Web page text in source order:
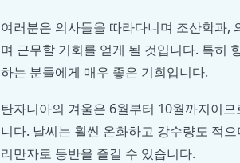
여러분은 의사들을 따라다니며 조산학과,
며 근무할 기회를 얻게 될 것입니다. 특히
하는 분들에게 매우 좋은 기회입니다.
탄자니아의 겨울은 6월부터 10월까지이
니다. 날씨는 훨씬 온화하고 강수량도 적
리만자로 등반을 즐길 수 있습니다.